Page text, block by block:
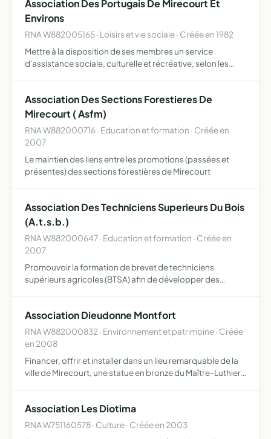
Association Des Portugais De Mirecourt Et
Environs
RNA W882005165 · Loisirs et vie sociale · Créée en 1982
Mettre à la disposition de ses membres un service
d'assistance sociale, culturelle et récréative, selon les
Association Des Sections Forestieres De
Mirecourt ( Asfm)
RNA W882000716 · Education et formation · Créée en
2007
Le maintien des liens entre les promotions (passées et
présentes) des sections forestières de Mirecourt
Association Des Techniciens Superieurs Du Bois
(A.t.s.b.)
RNA W882000647 · Education et formation · Créée en
2007
Promouvoir la formation de brevet de techniciens
supérieurs agricoles (BTSA) afin de développer des
Association Dieudonne Montfort
RNA W882000832 · Environnement et patrimoine · Créée
en 2008
Financer, offrir et installer dans un lieu remarquable de la
ville de Mirecourt, une statue en bronze du Maître-Luthier
Association Les Diotima
RNA W751160578 · Culture · Créée en 2003